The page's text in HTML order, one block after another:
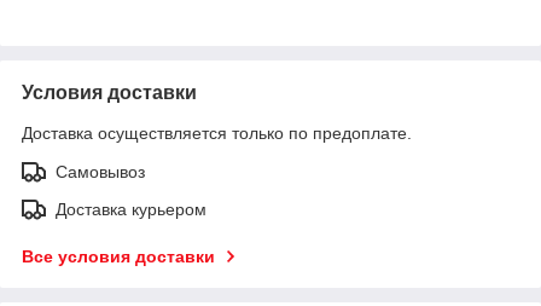
Условия доставки
Доставка осуществляется только по предоплате.
Самовывоз
Доставка курьером
Все условия доставки